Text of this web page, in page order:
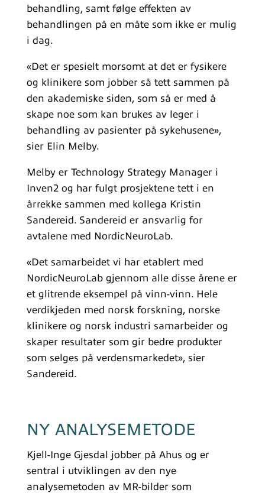
behandling, samt følge effekten av
behandlingen på en måte som ikke er mulig
i dag.
«Det er spesielt morsomt at det er fysikere
og klinikere som jobber så tett sammen på
den akademiske siden, som så er med å
skape noe som kan brukes av leger i
behandling av pasienter på sykehusene»,
sier Elin Melby.
Melby er Technology Strategy Manager i
Inven2 og har fulgt prosjektene tett i en
årrekke sammen med kollega Kristin
Sandereid. Sandereid er ansvarlig for
avtalene med NordicNeuroLab.
«Det samarbeidet vi har etablert med
NordicNeuroLab gjennom alle disse årene er
et glitrende eksempel på vinn-vinn. Hele
verdikjeden med norsk forskning, norske
klinikere og norsk industri samarbeider og
skaper resultater som gir bedre produkter
som selges på verdensmarkedet», sier
Sandereid.
NY ANALYSEMETODE
Kjell-Inge Gjesdal jobber på Ahus og er
sentral i utviklingen av den nye
analysemetoden av MR-bilder som